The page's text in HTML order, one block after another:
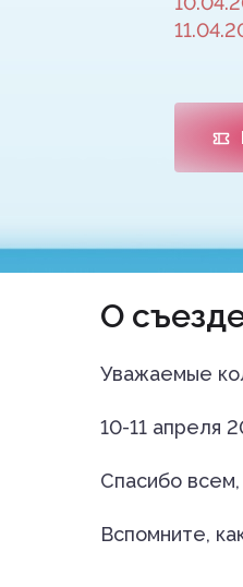
О
Уважаемые
10-11 апреля
Спасибо
Вспомните,